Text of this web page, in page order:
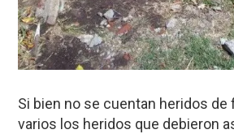
Si bien no se cuentan heridos de
varios los heridos que debieron